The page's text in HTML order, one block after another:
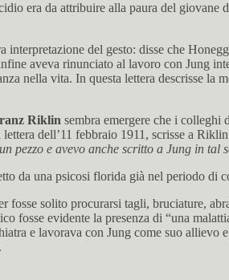
era da attribuire alla paura del giovane
interpretazione del gesto: disse che
aveva rinunciato al lavoro con Jung
nella vita. In questa lettera descrisse
Riklin sembra emergere che i colleghi
dell’11 febbraio 1911, scrisse a
pezzo e avevo anche scritto a Jung in
da una psicosi florida già nel periodo di
fosse solito procurarsi tagli, bruciature,
fosse evidente la presenza di “una
e lavorava con Jung come suo allievo e